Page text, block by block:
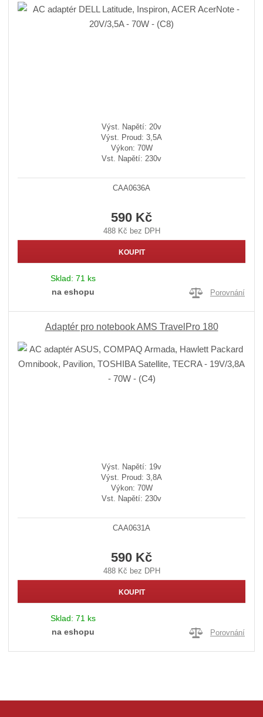
Výst. Napětí: 20v
Výst. Proud: 3,5A
Výkon: 70W
Vst. Napětí: 230v
CAA0636A
590 Kč
488 Kč bez DPH
KOUPIT
Sklad: 71 ks
na eshopu
Porovnání
Adaptér pro notebook AMS TravelPro 180
Výst. Napětí: 19v
Výst. Proud: 3,8A
Výkon: 70W
Vst. Napětí: 230v
CAA0631A
590 Kč
488 Kč bez DPH
KOUPIT
Sklad: 71 ks
na eshopu
Porovnání